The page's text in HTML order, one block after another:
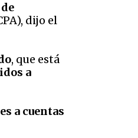
dijo el
, que está
a
a cuentas